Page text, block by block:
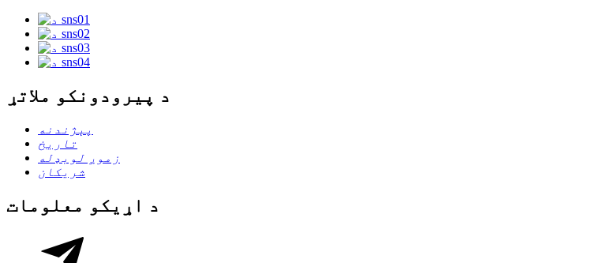
د پیرودونکو ملاتړ
پېژندنه
تاریخ
زموږ لوبډله
شریکان
د اړیکو معلومات